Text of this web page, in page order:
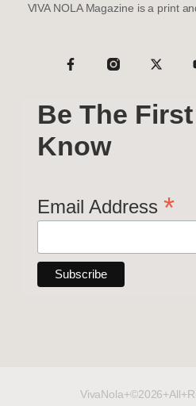
VIVA NOLA Magazine is a print
Be The
Know
Email Address *